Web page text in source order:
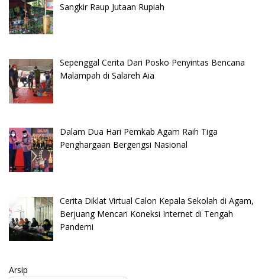
Sangkir Raup Jutaan Rupiah
Sepenggal Cerita Dari Posko Penyintas Bencana
Malampah di Salareh Aia
Dalam Dua Hari Pemkab Agam Raih Tiga
Penghargaan Bergengsi Nasional
Cerita Diklat Virtual Calon Kepala Sekolah di Agam,
Berjuang Mencari Koneksi Internet di Tengah
Pandemi
Arsip